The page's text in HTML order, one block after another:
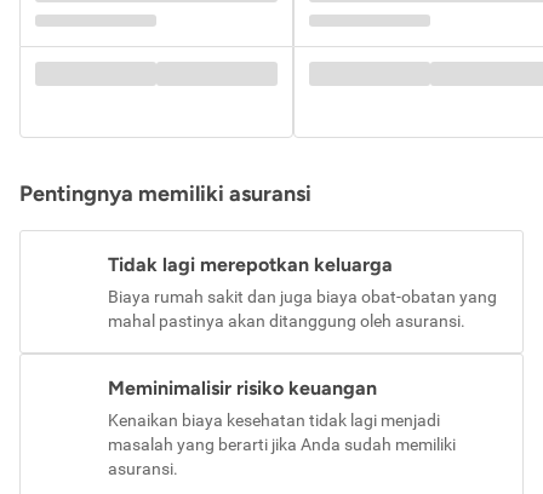
Pentingnya memiliki asuransi
Tidak lagi merepotkan keluarga
Biaya rumah sakit dan juga biaya obat-obatan yang
mahal pastinya akan ditanggung oleh asuransi.
Meminimalisir risiko keuangan
Kenaikan biaya kesehatan tidak lagi menjadi
masalah yang berarti jika Anda sudah memiliki
asuransi.